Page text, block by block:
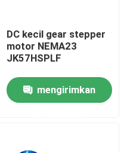
DC kecil gear stepper
motor NEMA23
JK57HSPLF
mengirimkan